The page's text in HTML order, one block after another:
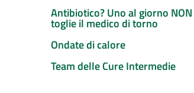
Antibiotico? Uno al giorno NON
toglie il medico di torno
Ondate di calore
Team delle Cure Intermedie